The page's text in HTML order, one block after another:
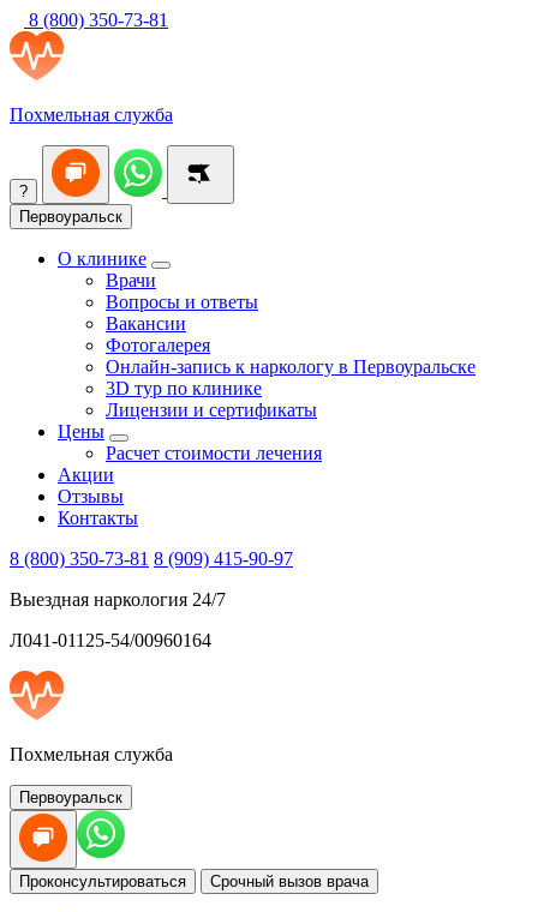
8 (800) 350-73-81
Похмельная служба
?
Первоуральск
О клинике
Врачи
Вопросы и ответы
Вакансии
Фотогалерея
Онлайн-запись к наркологу в Первоуральске
3D тур по клинике
Лицензии и сертификаты
Цены
Расчет стоимости лечения
Акции
Отзывы
Контакты
8 (800) 350-73-81 8 (909) 415-90-97
Выездная наркология 24/7
Л041-01125-54/00960164
Похмельная служба
Первоуральск
Проконсультироваться Срочный вызов врача